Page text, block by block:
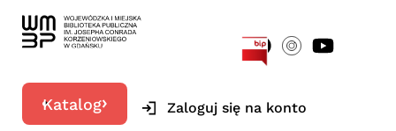
Katalog Zaloguj się na konto